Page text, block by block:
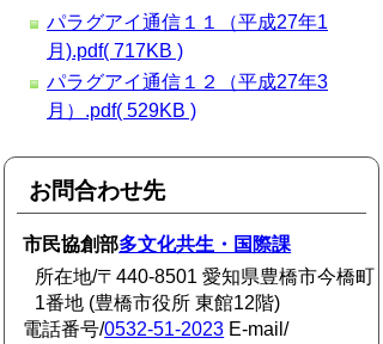
パラグアイ通信１１（平成27年1
月).pdf( 717KB )
パラグアイ通信１２（平成27年3
月）.pdf( 529KB )
お問合わせ先
市民協創部多文化共生・国際課
所在地/〒440-8501 愛知県豊橋市今橋町
1番地 (豊橋市役所 東館12階)
電話番号/0532-51-2023 E-mail/